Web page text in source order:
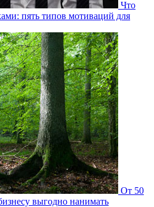
Что
пять типов мотиваций для
От 50
выгодно нанимать